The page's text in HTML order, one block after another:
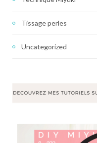
Tissage perles
Uncategorized